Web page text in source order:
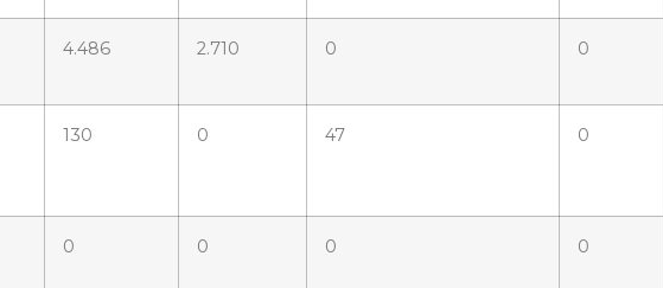
4.486 2.710 0 0
130 0 47 0
0 0 0 0